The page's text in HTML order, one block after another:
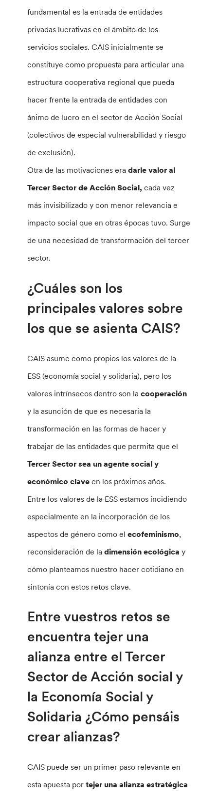
fundamental es la entrada de entidades
privadas lucrativas en el ámbito de los
servicios sociales. CAIS inicialmente se
constituye como propuesta para articular una
estructura cooperativa regional que pueda
hacer frente la entrada de entidades con
ánimo de lucro en el sector de Acción Social
(colectivos de especial vulnerabilidad y riesgo
de exclusión).
Otra de las motivaciones eradarle valor al
Tercer Sector de Acción Social, cada vez
más invisibilizado y con menor relevancia e
impacto social que en otras épocas tuvo. Surge
de una necesidad de transformación del tercer
sector.
¿Cuáles son los
principales valores sobre
los que se asienta CAIS?
CAIS asume como propios los valores de la
ESS (economía social y solidaria), pero los
valores intrínsecos dentro son lacooperación
y la asunción de que es necesaria la
transformación en las formas de hacer y
trabajar de las entidades que permita que el
Tercer Sector sea un agente social y
económico clave en los próximos años.
Entre los valores de la ESS estamos incidiendo
especialmente en la incorporación de los
aspectos de género como elecofeminismo,
reconsideración de ladimensión ecológica y
cómo planteamos nuestro hacer cotidiano en
sintonía con estos retos clave.
Entre vuestros retos se
encuentra tejer una
alianza entre el Tercer
Sector de Acción social y
la Economía Social y
Solidaria ¿Cómo pensáis
crear alianzas?
CAIS puede ser un primer paso relevante en
esta apuesta portejer una alianza estratégica